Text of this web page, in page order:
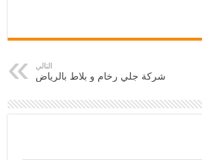
التالي
شركة جلي رخام و بلاط بالرياض